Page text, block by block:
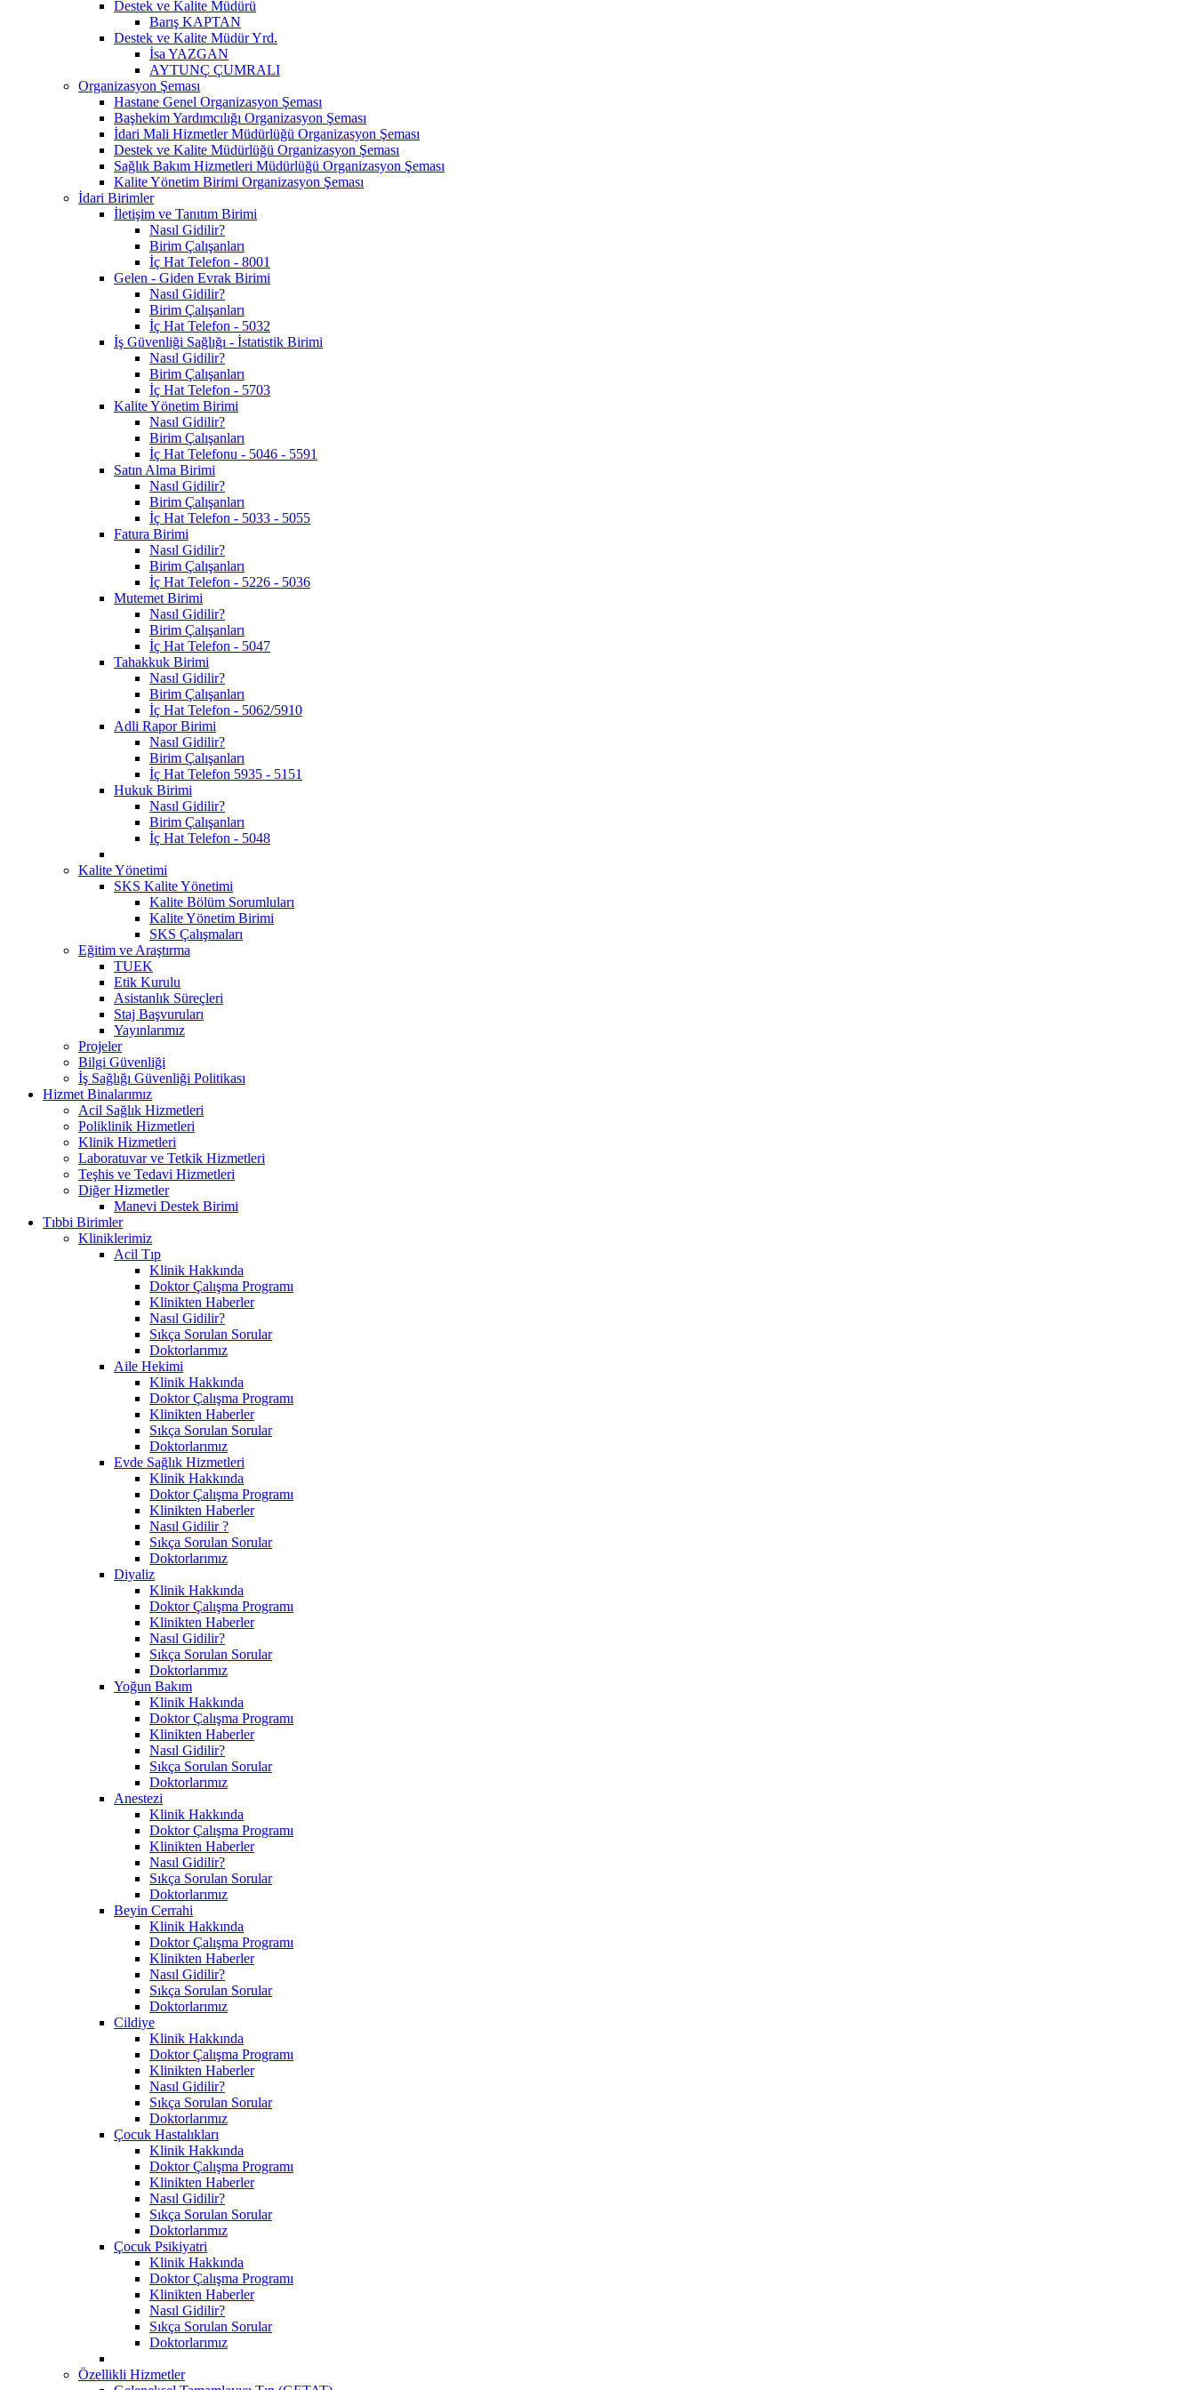
Destek ve Kalite Müdürü
Barış KAPTAN
Destek ve Kalite Müdür Yrd.
İsa YAZGAN
AYTUNÇ ÇUMRALI
Organizasyon Şeması
Hastane Genel Organizasyon Şeması
Başhekim Yardımcılığı Organizasyon Şeması
İdari Mali Hizmetler Müdürlüğü Organizasyon Şeması
Destek ve Kalite Müdürlüğü Organizasyon Şeması
Sağlık Bakım Hizmetleri Müdürlüğü Organizasyon Şeması
Kalite Yönetim Birimi Organizasyon Şeması
İdari Birimler
İletişim ve Tanıtım Birimi
Nasıl Gidilir?
Birim Çalışanları
İç Hat Telefon - 8001
Gelen - Giden Evrak Birimi
Nasıl Gidilir?
Birim Çalışanları
İç Hat Telefon - 5032
İş Güvenliği Sağlığı - İstatistik Birimi
Nasıl Gidilir?
Birim Çalışanları
İç Hat Telefon - 5703
Kalite Yönetim Birimi
Nasıl Gidilir?
Birim Çalışanları
İç Hat Telefonu - 5046 - 5591
Satın Alma Birimi
Nasıl Gidilir?
Birim Çalışanları
İç Hat Telefon - 5033 - 5055
Fatura Birimi
Nasıl Gidilir?
Birim Çalışanları
İç Hat Telefon - 5226 - 5036
Mutemet Birimi
Nasıl Gidilir?
Birim Çalışanları
İç Hat Telefon - 5047
Tahakkuk Birimi
Nasıl Gidilir?
Birim Çalışanları
İç Hat Telefon - 5062/5910
Adli Rapor Birimi
Nasıl Gidilir?
Birim Çalışanları
İç Hat Telefon 5935 - 5151
Hukuk Birimi
Nasıl Gidilir?
Birim Çalışanları
İç Hat Telefon - 5048
Kalite Yönetimi
SKS Kalite Yönetimi
Kalite Bölüm Sorumluları
Kalite Yönetim Birimi
SKS Çalışmaları
Eğitim ve Araştırma
TUEK
Etik Kurulu
Asistanlık Süreçleri
Staj Başvuruları
Yayınlarımız
Projeler
Bilgi Güvenliği
İş Sağlığı Güvenliği Politikası
Hizmet Binalarımız
Acil Sağlık Hizmetleri
Poliklinik Hizmetleri
Klinik Hizmetleri
Laboratuvar ve Tetkik Hizmetleri
Teşhis ve Tedavi Hizmetleri
Diğer Hizmetler
Manevi Destek Birimi
Tıbbi Birimler
Kliniklerimiz
Acil Tıp
Klinik Hakkında
Doktor Çalışma Programı
Klinikten Haberler
Nasıl Gidilir?
Sıkça Sorulan Sorular
Doktorlarımız
Aile Hekimi
Klinik Hakkında
Doktor Çalışma Programı
Klinikten Haberler
Sıkça Sorulan Sorular
Doktorlarımız
Evde Sağlık Hizmetleri
Klinik Hakkında
Doktor Çalışma Programı
Klinikten Haberler
Nasıl Gidilir ?
Sıkça Sorulan Sorular
Doktorlarımız
Diyaliz
Klinik Hakkında
Doktor Çalışma Programı
Klinikten Haberler
Nasıl Gidilir?
Sıkça Sorulan Sorular
Doktorlarımız
Yoğun Bakım
Klinik Hakkında
Doktor Çalışma Programı
Klinikten Haberler
Nasıl Gidilir?
Sıkça Sorulan Sorular
Doktorlarımız
Anestezi
Klinik Hakkında
Doktor Çalışma Programı
Klinikten Haberler
Nasıl Gidilir?
Sıkça Sorulan Sorular
Doktorlarımız
Beyin Cerrahi
Klinik Hakkında
Doktor Çalışma Programı
Klinikten Haberler
Nasıl Gidilir?
Sıkça Sorulan Sorular
Doktorlarımız
Cildiye
Klinik Hakkında
Doktor Çalışma Programı
Klinikten Haberler
Nasıl Gidilir?
Sıkça Sorulan Sorular
Doktorlarımız
Çocuk Hastalıkları
Klinik Hakkında
Doktor Çalışma Programı
Klinikten Haberler
Nasıl Gidilir?
Sıkça Sorulan Sorular
Doktorlarımız
Çocuk Psikiyatri
Klinik Hakkında
Doktor Çalışma Programı
Klinikten Haberler
Nasıl Gidilir?
Sıkça Sorulan Sorular
Doktorlarımız
Özellikli Hizmetler